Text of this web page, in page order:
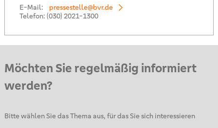
E-Mail:
pressestelle@bvr.de
Telefon: (030) 2021-1300
Möchten Sie regelmäßig informiert
werden?
Bitte wählen Sie das Thema aus, für das Sie sich interessieren